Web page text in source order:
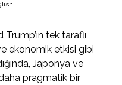
tek taraflı
ekonomik etkisi gibi
Japonya ve
pragmatik bir